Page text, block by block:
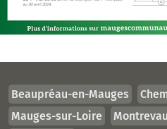
Beaupréau-en-Mauges
Mauges-sur-Loire